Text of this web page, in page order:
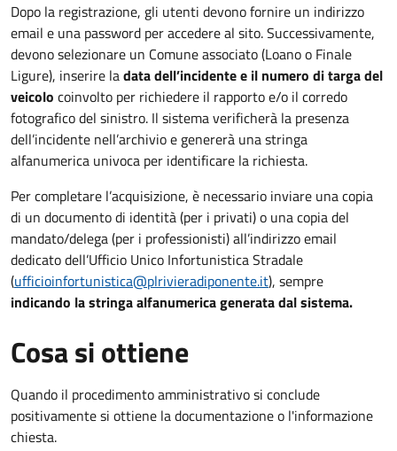
Dopo la registrazione, gli utenti devono fornire un indirizzo
email e una password per accedere al sito. Successivamente,
devono selezionare un Comune associato (Loano o Finale
Ligure), inserire ladata dell’incidente e il numero di targa del
veicolo coinvolto per richiedere il rapporto e/o il corredo
fotografico del sinistro. Il sistema verificherà la presenza
dell’incidente nell’archivio e genererà una stringa
alfanumerica univoca per identificare la richiesta.
Per completare l’acquisizione, è necessario inviare una copia
di un documento di identità (per i privati) o una copia del
mandato/delega (per i professionisti) all’indirizzo email
dedicato dell’Ufficio Unico Infortunistica Stradale
(ufficioinfortunistica@plrivieradiponente.it), sempre
indicando la stringa alfanumerica generata dal sistema.
Cosa si ottiene
Quando il procedimento amministrativo si conclude
positivamente si ottiene la documentazione o l'informazione
chiesta.